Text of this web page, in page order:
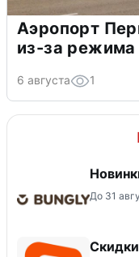
Аэропорт
из-за
6 августа 1
До 31